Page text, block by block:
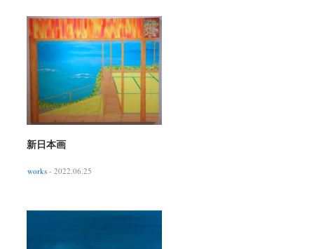
新日本画
works - 2022.06.25